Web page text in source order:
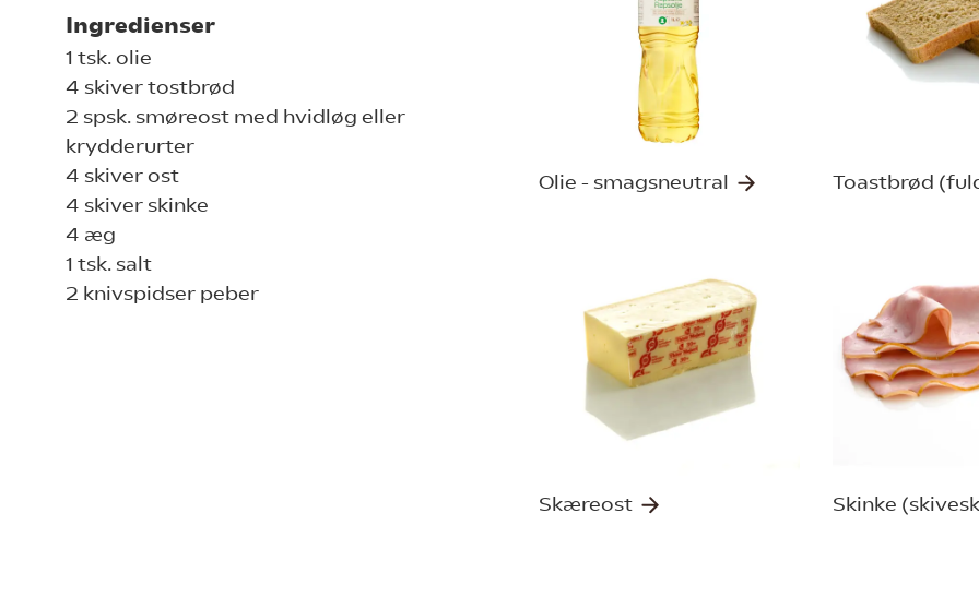
Ingredienser
1 tsk. olie
4 skiver tostbrød
2 spsk. smøreost med hvidløg eller
krydderurter
4 skiver ost
4 skiver skinke
4 æg
1 tsk. salt
2 knivspidser peber
Olie - smagsneutral Toastbrød
Skæreost Skinke